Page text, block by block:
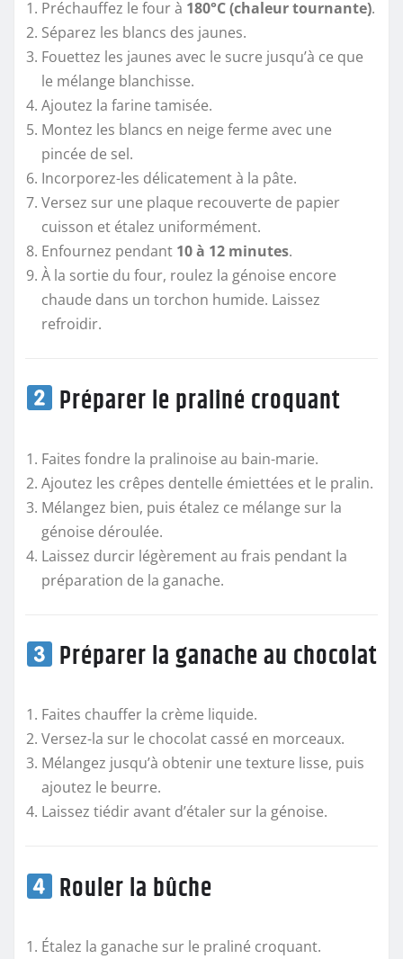
Préchauffez le four à 180°C (chaleur tournante).
Séparez les blancs des jaunes.
Fouettez les jaunes avec le sucre jusqu’à ce que
le mélange blanchisse.
Ajoutez la farine tamisée.
Montez les blancs en neige ferme avec une
pincée de sel.
Incorporez-les délicatement à la pâte.
Versez sur une plaque recouverte de papier
cuisson et étalez uniformément.
Enfournez pendant 10 à 12 minutes.
À la sortie du four, roulez la génoise encore
chaude dans un torchon humide. Laissez
refroidir.
Préparer le praliné croquant
Faites fondre la pralinoise au bain-marie.
Ajoutez les crêpes dentelle émiettées et le pralin.
Mélangez bien, puis étalez ce mélange sur la
génoise déroulée.
Laissez durcir légèrement au frais pendant la
préparation de la ganache.
Préparer la ganache au chocolat
Faites chauffer la crème liquide.
Versez-la sur le chocolat cassé en morceaux.
Mélangez jusqu’à obtenir une texture lisse, puis
ajoutez le beurre.
Laissez tiédir avant d’étaler sur la génoise.
Rouler la bûche
Étalez la ganache sur le praliné croquant.